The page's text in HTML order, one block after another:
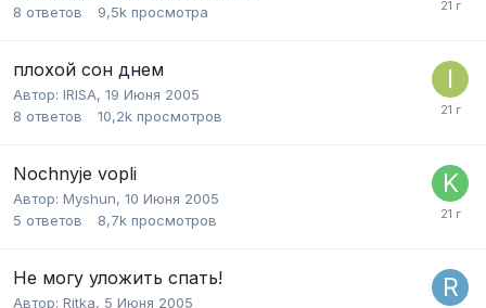
8 ответов 9,5k просмотра
плохой сон днем
Автор: IRISA, 19 Июня 2005
8 ответов 10,2k просмотров
Nochnyje vopli
Автор: Myshun, 10 Июня 2005
5 ответов 8,7k просмотров
Не могу уложить спать!
Автор: Ritka, 5 Июня 2005